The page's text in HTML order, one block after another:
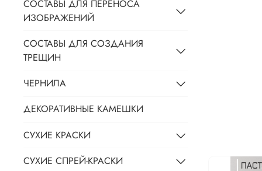
СОСТАВЫ ДЛЯ ПЕРЕНОСА
ИЗОБРАЖЕНИЙ
СОСТАВЫ ДЛЯ СОЗДАНИЯ
ТРЕЩИН
ЧЕРНИЛА
ДЕКОРАТИВНЫЕ КАМЕШКИ
СУХИЕ КРАСКИ
СУХИЕ СПРЕЙ-КРАСКИ